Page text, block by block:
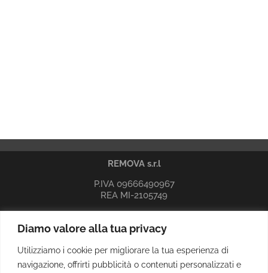
Diamo valore alla tua privacy
Utilizziamo i cookie per migliorare la tua esperienza di
navigazione, offrirti pubblicità o contenuti personalizzati e
REMOVA s.r.l
P.IVA 09666490967
REA MI-2105749
Sede legale, amministrativa e operativa
indirizzo: Via Marinetti, 11 20081 Abbiategrasso (MI)
e-mail:info@remova.it
PEC: remova.srl@pec.it